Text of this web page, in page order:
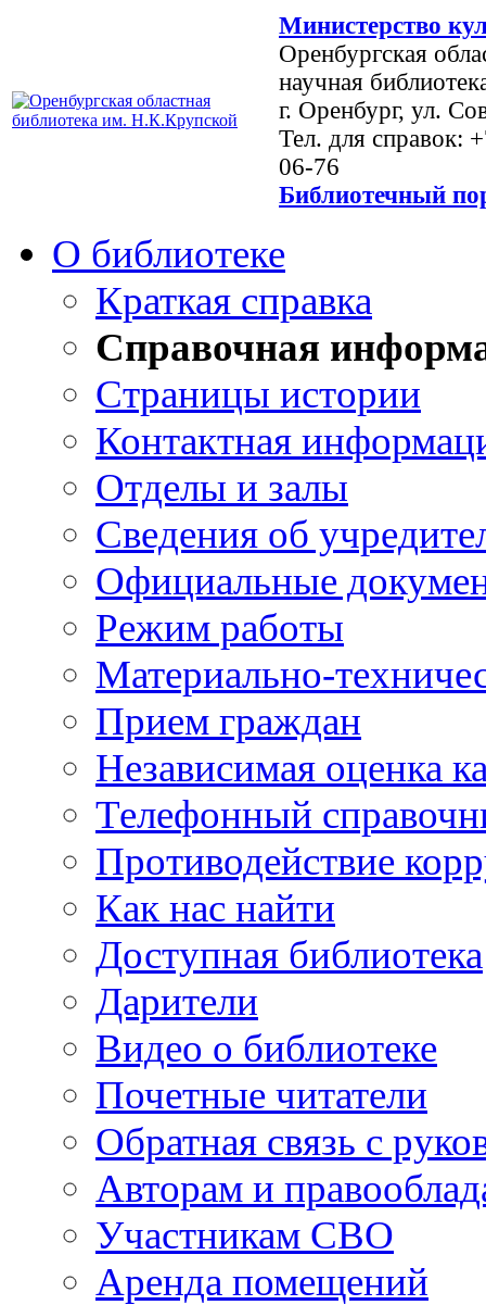
Министерство
Оренбургская
научная
г. Оренбург, ул.
Тел. для справок:
06-76
Библиотечный
О библиотеке
Краткая справка
Справочная
Страницы истории
Контактная
Отделы и залы
Сведения об
Официальные
Режим работы
Материально-
Прием граждан
Независимая оценка
Телефонный
Противодействие
Как нас найти
Доступная библиотека
Дарители
Видео о библиотеке
Почетные читатели
Обратная связь с
Авторам и
Участникам СВО
Аренда помещений